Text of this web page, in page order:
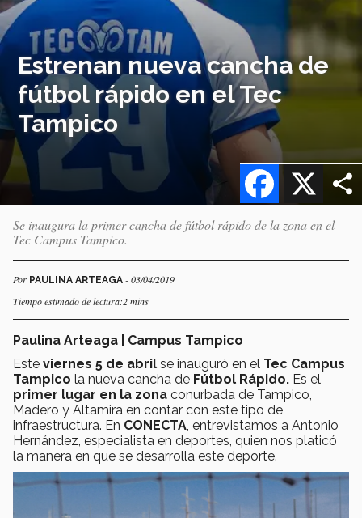
Estrenan nueva cancha de
fútbol rápido en el Tec
Tampico
X
Facebook
Se inaugura la primer cancha de fútbol rápido de la zona en el
Tec Campus Tampico.
Por PAULINA ARTEAGA - 03/04/2019
Tiempo estimado de lectura:2 mins
Paulina Arteaga | Campus Tampico
Este viernes 5 de abril se inauguró en el Tec Campus
Tampico la nueva cancha de Fútbol Rápido. Es el
primer lugar en la zona conurbada de Tampico,
Madero y Altamira en contar con este tipo de
infraestructura. En CONECTA , entrevistamos a Antonio
Hernández, especialista en deportes, quien nos platicó
la manera en que se desarrolla este deporte.